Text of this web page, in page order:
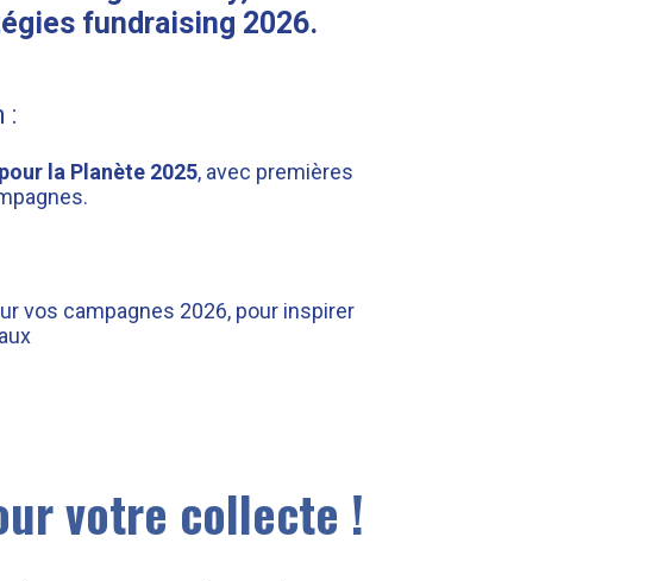
fundraising 2026.
:
la Planète 2025, avec premières
vos campagnes 2026, pour inspirer
votre collecte !